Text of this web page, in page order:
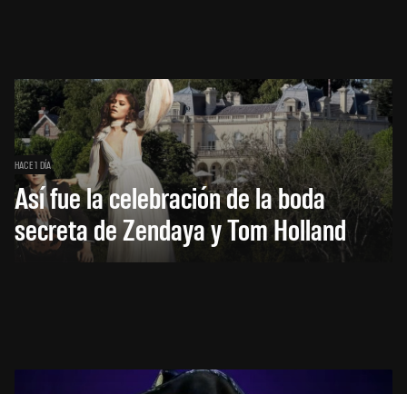
HACE 1 DÍA
Así fue la celebración de la boda
secreta de Zendaya y Tom Holland